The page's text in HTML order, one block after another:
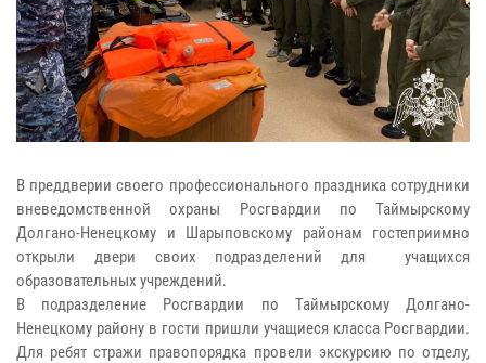
В преддверии своего профессионального праздника сотрудники
вневедомственной охраны Росгвардии по Таймырскому
Долгано-Ненецкому и Шарыповскому районам гостеприимно
открыли двери своих подразделений для учащихся
образовательных учреждений.
В подразделение Росгвардии по Таймырскому Долгано-
Ненецкому району в гости пришли учащиеся класса Росгвардии.
Для ребят стражи правопорядка провели экскурсию по отделу,